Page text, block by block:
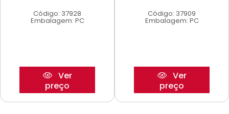
Código: 37928
Embalagem: PC
Ver
preço
Código: 37909
Embalagem: PC
Ver
preço